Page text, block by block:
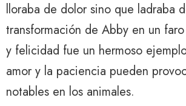
lloraba de dolor sino que ladraba
transformación de Abby en un
y felicidad fue un hermoso
amor y la paciencia pueden
notables en los animales.